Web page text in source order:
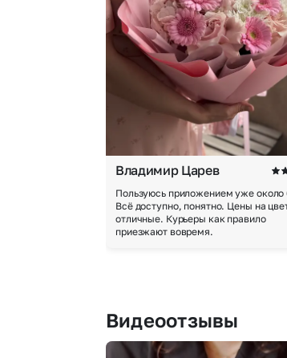
Владимир Царев
Пользуюсь приложением уже около
Всё доступно, понятно. Цены на
отличные. Курьеры как правило
приезжают вовремя.
Видеоотзывы